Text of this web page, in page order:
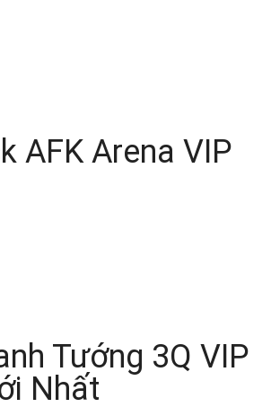
AFK Arena VIP
Tướng 3Q VIP
Nhất